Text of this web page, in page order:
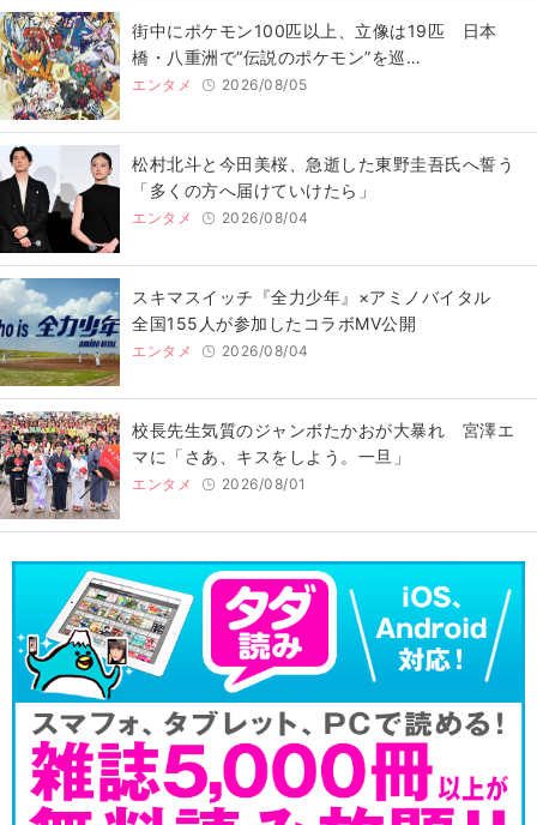
街中にポケモン100匹以上、立像は19匹 日本
橋・八重洲で“伝説のポケモン”を巡…
エンタメ 2026/08/05
松村北斗と今田美桜、急逝した東野圭吾氏へ誓う
「多くの方へ届けていけたら」
エンタメ 2026/08/04
スキマスイッチ『全力少年』×アミノバイタル
全国155人が参加したコラボMV公開
エンタメ 2026/08/04
校長先生気質のジャンボたかおが大暴れ 宮澤エ
マに「さあ、キスをしよう。一旦」
エンタメ 2026/08/01